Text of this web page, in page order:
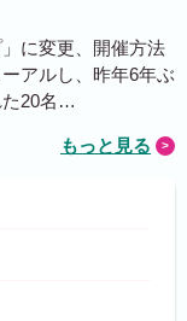
に変更、開催方法
アルし、昨年6年ぶ
た20名…
もっと見る